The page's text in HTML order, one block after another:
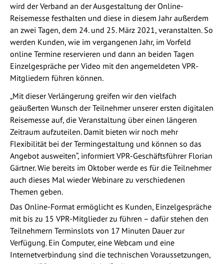
wird der Verband an der Ausgestaltung der Online-
Reisemesse festhalten und diese in diesem Jahr außerdem
an zwei Tagen, dem 24. und 25. März 2021, veranstalten. So
werden Kunden, wie im vergangenen Jahr, im Vorfeld
online Termine reservieren und dann an beiden Tagen
Einzelgespräche per Video mit den angemeldeten VPR-
Mitgliedern führen können.
„Mit dieser Verlängerung greifen wir den vielfach
geäußerten Wunsch der Teilnehmer unserer ersten digitalen
Reisemesse auf, die Veranstaltung über einen längeren
Zeitraum aufzuteilen. Damit bieten wir noch mehr
Flexibilität bei der Termingestaltung und können so das
Angebot ausweiten“, informiert VPR-Geschäftsführer Florian
Gärtner. Wie bereits im Oktober werde es für die Teilnehmer
auch dieses Mal wieder Webinare zu verschiedenen
Themen geben.
Das Online-Format ermöglicht es Kunden, Einzelgespräche
mit bis zu 15 VPR-Mitglieder zu führen – dafür stehen den
Teilnehmern Terminslots von 17 Minuten Dauer zur
Verfügung. Ein Computer, eine Webcam und eine
Internetverbindung sind die technischen Voraussetzungen,